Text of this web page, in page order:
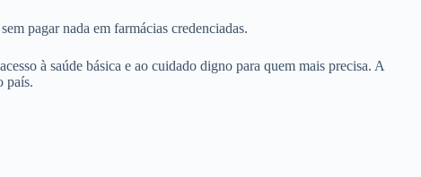
pagar nada em farmácias credenciadas.
à saúde básica e ao cuidado digno para quem mais precisa. A
país.